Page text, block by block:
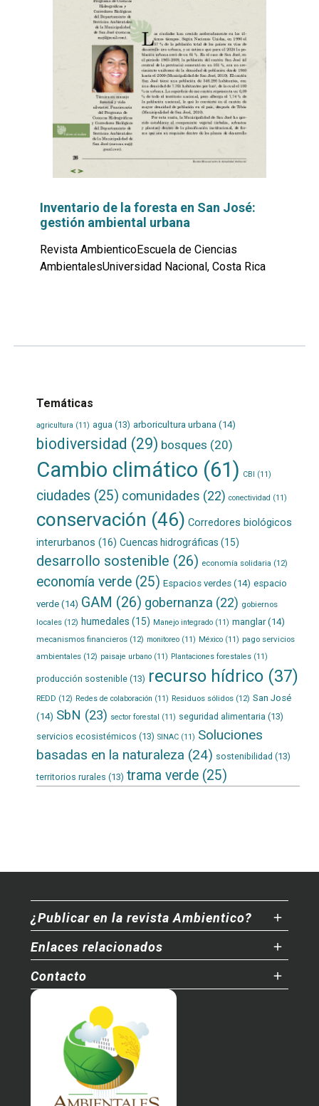
Inventario de la foresta en San José:
gestión ambiental urbana
Revista AmbienticoEscuela de Ciencias
AmbientalesUniversidad Nacional, Costa Rica
Temáticas
agricultura (11) agua (13) arboricultura urbana(14)
biodiversidad (29) bosques (20)
Cambio climático (61) CBI (11)
ciudades (25) comunidades (22) conectividad (11)
conservación (46) Corredores biológicos
interurbanos (16) Cuencas hidrográficas (15)
desarrollo sostenible (26) economía solidaria (12)
economía verde(25) Espacios verdes(14) espacio
verde(14) GAM (26) gobernanza (22) gobiernos
locales(12) humedales (15) Manejo integrado(11) manglar(14)
mecanismos financieros(12) monitoreo(11) México(11) pago servicios
ambientales(12) paisaje urbano(11) Plantaciones forestales(11)
producción sostenible(13) recurso hídrico(37)
REDD (12) Redes de colaboración (11) Residuos sólidos(12) San José
(14) SbN (23) sector forestal (11) seguridad alimentaria (13)
servicios ecosistémicos (13) SINAC(11) Soluciones
basadas en la naturaleza (24) sostenibilidad (13)
territorios rurales (13) trama verde(25)
¿Publicar en la revista Ambientico?
Enlaces relacionados
Contacto